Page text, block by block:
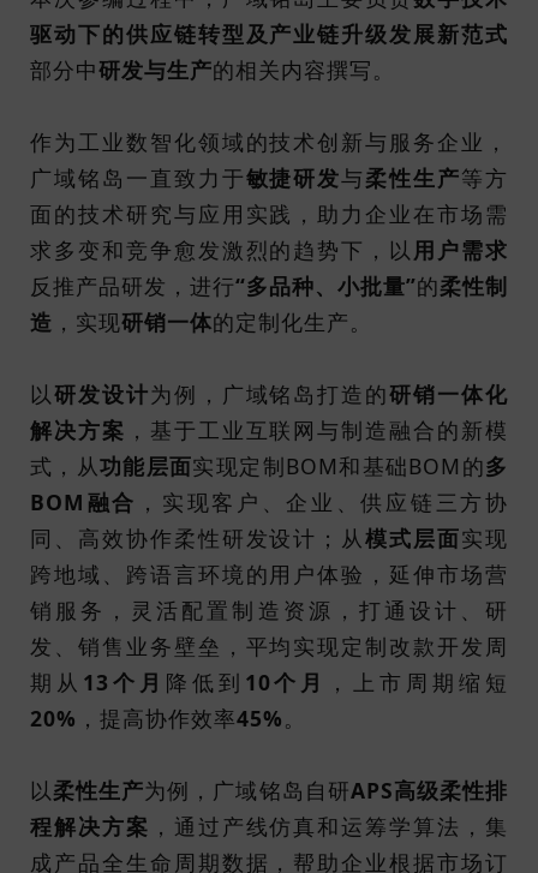
驱动下的供应链转型及产业链升级发展新范式
部分中研发与生产的相关内容撰写。
作为工业数智化领域的技术创新与服务企业，
广域铭岛一直致力于敏捷研发与柔性生产等方
面的技术研究与应用实践，助力企业在市场需
求多变和竞争愈发激烈的趋势下，以 用户需求
反推产品研发，进行“多品种、小批量”的柔性制
造 ，实现研销一体的定制化生产。
以研发设计为例，广域铭岛打造的研销一体化
解决方案 ，基于工业互联网与制造融合的新模
式，从功能层面实现定制BOM和基础BOM的多
BOM融合 ，实现客户、企业、供应链三方协
同、高效协作柔性研发设计；从模式层面实现
跨地域、跨语言环境的用户体验，延伸市场营
销服务，灵活配置制造资源，打通设计、研
发、销售业务壁垒，平均实现定制改款开发周
期从 13个月 降低到 10个月
，上市周期缩短
20% ，提高协作效率45%。
以柔性生产为例，广域铭岛自研APS高级柔性排
程解决方案 ，通过产线仿真和运筹学算法，集
成产品全生命周期数据，帮助企业根据市场订